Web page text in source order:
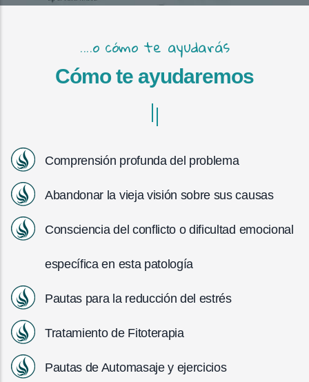
....o cómo te ayudarás
Cómo te ayudaremos
Comprensión profunda del problema
Abandonar la vieja visión sobre sus causas
Consciencia del conflicto o dificultad emocional
específica en esta patología
Pautas para la reducción del estrés
Tratamiento de Fitoterapia
Pautas de Automasaje y ejercicios